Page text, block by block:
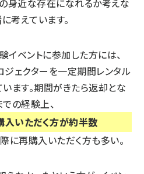
身近な存在になれるか考えな
考えています。
イベントに参加した方には、
ジェクターを一定期間レンタル
います。期間がきたら返却とな
の経験上、
入いただく方が約半数
に再購入いただく方も多い。